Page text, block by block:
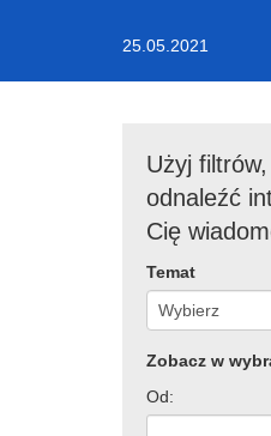
25.05.2021
Użyj
odnaleźć
Cię
Temat
Zobacz w
Od: